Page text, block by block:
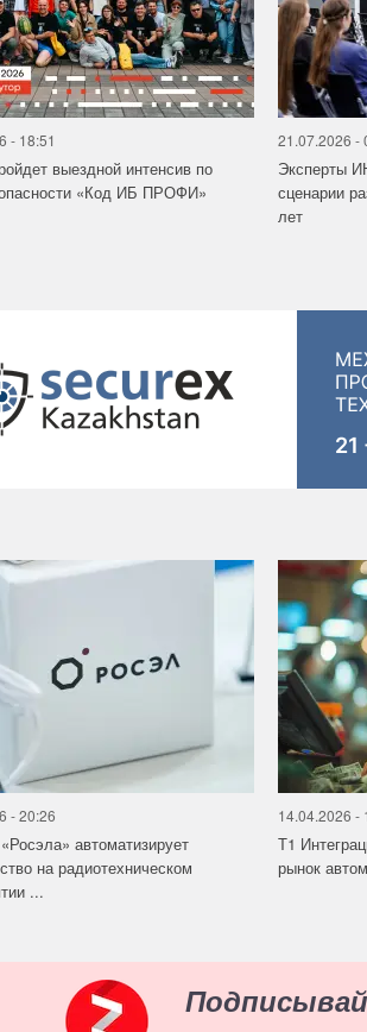
- 18:51
выездной интенсив по
«Код ИБ ПРОФИ»
21.07.2026 -
Эксперты
сценарии
лет
- 20:26
автоматизирует
на радиотехническом
...
14.04.2026 -
Т1
рынок